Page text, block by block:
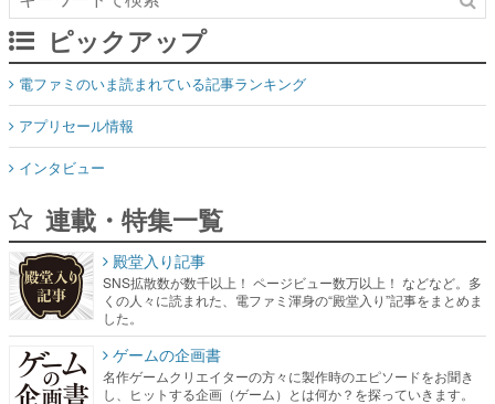
ピックアップ
電ファミのいま読まれている記事ランキング
アプリセール情報
インタビュー
連載・特集一覧
殿堂入り記事
SNS拡散数が数千以上！ ページビュー数万以上！ などなど。多
くの人々に読まれた、電ファミ渾身の“殿堂入り”記事をまとめま
した。
ゲームの企画書
名作ゲームクリエイターの方々に製作時のエピソードをお聞き
し、ヒットする企画（ゲーム）とは何か？を探っていきます。